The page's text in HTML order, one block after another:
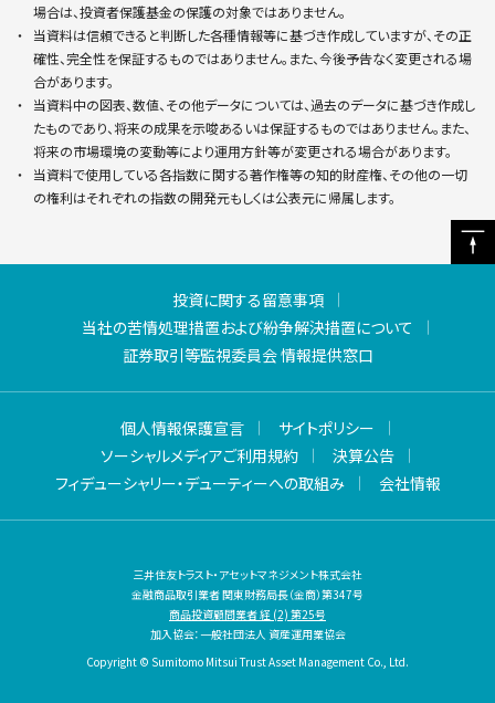
場合は、投資者保護基金の保護の対象ではありません。
当資料は信頼できると判断した各種情報等に基づき作成していますが、その正
確性、完全性を保証するものではありません。また、今後予告なく変更される場
合があります。
当資料中の図表、数値、その他データについては、過去のデータに基づき作成し
たものであり、将来の成果を示唆あるいは保証するものではありません。また、
将来の市場環境の変動等により運用方針等が変更される場合があります。
当資料で使用している各指数に関する著作権等の知的財産権、その他の一切
の権利はそれぞれの指数の開発元もしくは公表元に帰属します。
投資に関する留意事項
当社の苦情処理措置および紛争解決措置について
証券取引等監視委員会 情報提供窓口
個人情報保護宣言
サイトポリシー
ソーシャルメディアご利用規約
決算公告
フィデューシャリー・デューティーへの取組み
会社情報
三井住友トラスト・アセットマネジメント株式会社
金融商品取引業者 関東財務局長（金商）第347号
商品投資顧問業者 経 (2) 第25号
加入協会：一般社団法人 資産運用業協会
Copyright © Sumitomo Mitsui Trust Asset Management Co., Ltd.